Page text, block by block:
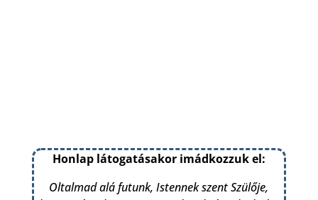
Honlap látogatásakor imádkozzuk el:
Oltalmad alá futunk, Istennek szent Szülője,